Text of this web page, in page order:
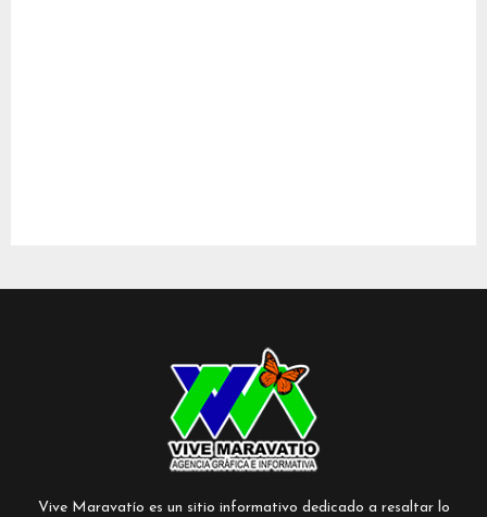
Vive Maravatío es un sitio informativo dedicado a resaltar lo